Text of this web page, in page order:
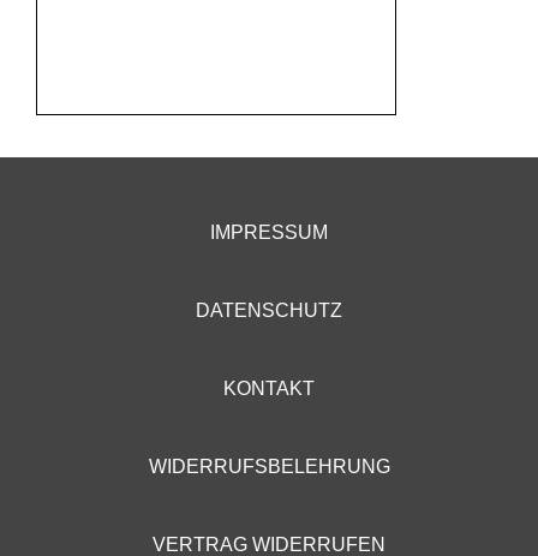
IMPRESSUM
DATENSCHUTZ
KONTAKT
WIDERRUFSBELEHRUNG
VERTRAG WIDERRUFEN